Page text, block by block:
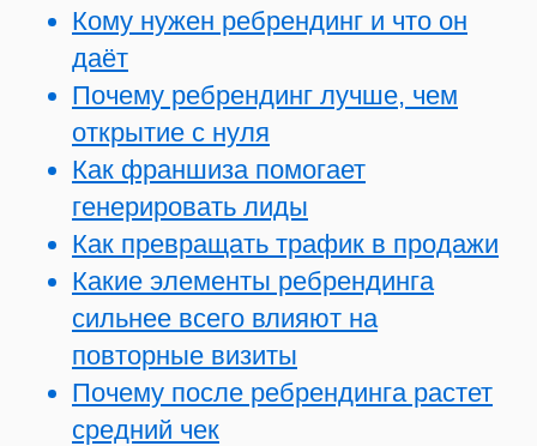
Кому нужен ребрендинг и что он
даёт
Почему ребрендинг лучше, чем
открытие с нуля
Как франшиза помогает
генерировать лиды
Как превращать трафик в продажи
Какие элементы ребрендинга
сильнее всего влияют на
повторные визиты
Почему после ребрендинга растет
средний чек